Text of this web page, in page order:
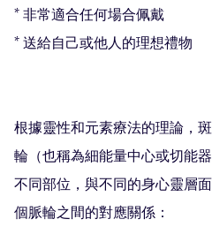
* 非常適合任何場合佩戴
* 送給自己或他人的理想禮物
根據靈性和元素療法的理論，
輪（也稱為細能量中心或切能
不同部位，與不同的身心靈層
個脈輪之間的對應關係：